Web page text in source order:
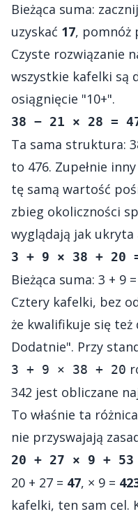
Bieżąca suma:
uzyskać 17, pomnóż
Czyste rozwiązanie
wszystkie kafelki są
osiągnięcie "10+".
38 − 21 × 28 =
Ta sama struktura:
to 476. Zupełnie
tę samą wartość
zbieg okoliczności
wyglądają jak
3 + 9 × 38 + 20
Bieżąca suma: 3 + 9 =
Cztery kafelki, bez
że kwalifikuje się też
Dodatnie". Przy
3 + 9 × 38 + 20
342 jest obliczane
To właśnie ta
nie przyswajają
20 + 27 × 9 + 53
20 + 27 = 47, × 9 =
kafelki, ten sam cel.